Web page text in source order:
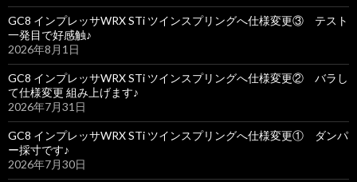
GC8 インプレッサWRX STi ツインスプリングへ仕様変更③ テスト
一発目で好感触♪
2026年8月1日
GC8 インプレッサWRX STi ツインスプリングへ仕様変更② バラし
て仕様変更 組み上げます♪
2026年7月31日
GC8 インプレッサWRX STi ツインスプリングへ仕様変更① ダンパ
ー採寸です♪
2026年7月30日